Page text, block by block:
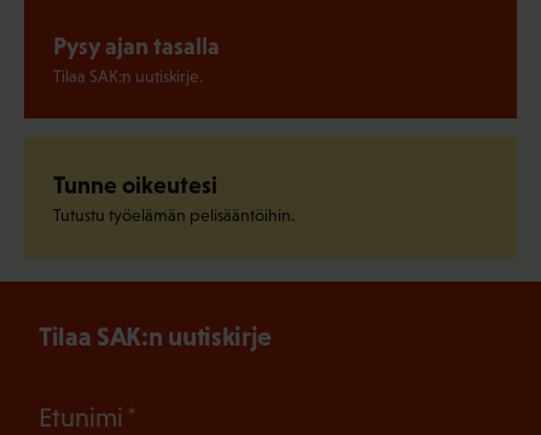
Pysy ajan tasalla
Tilaa SAK:n uutiskirje.
Tunne oikeutesi
Tutustu työelämän pelisääntöihin.
Tilaa SAK:n uutiskirje
Etunimi